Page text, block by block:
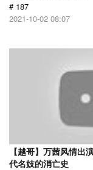
# 187
2021-10-02 08:07
【越哥】万茜风情出
代名妓的消亡史